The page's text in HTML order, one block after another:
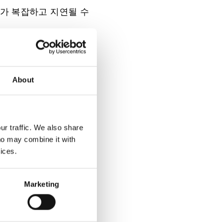
About
traffic. We also share
may combine it with
Marketing
복잡하고 지연될 수
는 기타 정보
. 가능한 경우 보충자
비스 제공업체를 지